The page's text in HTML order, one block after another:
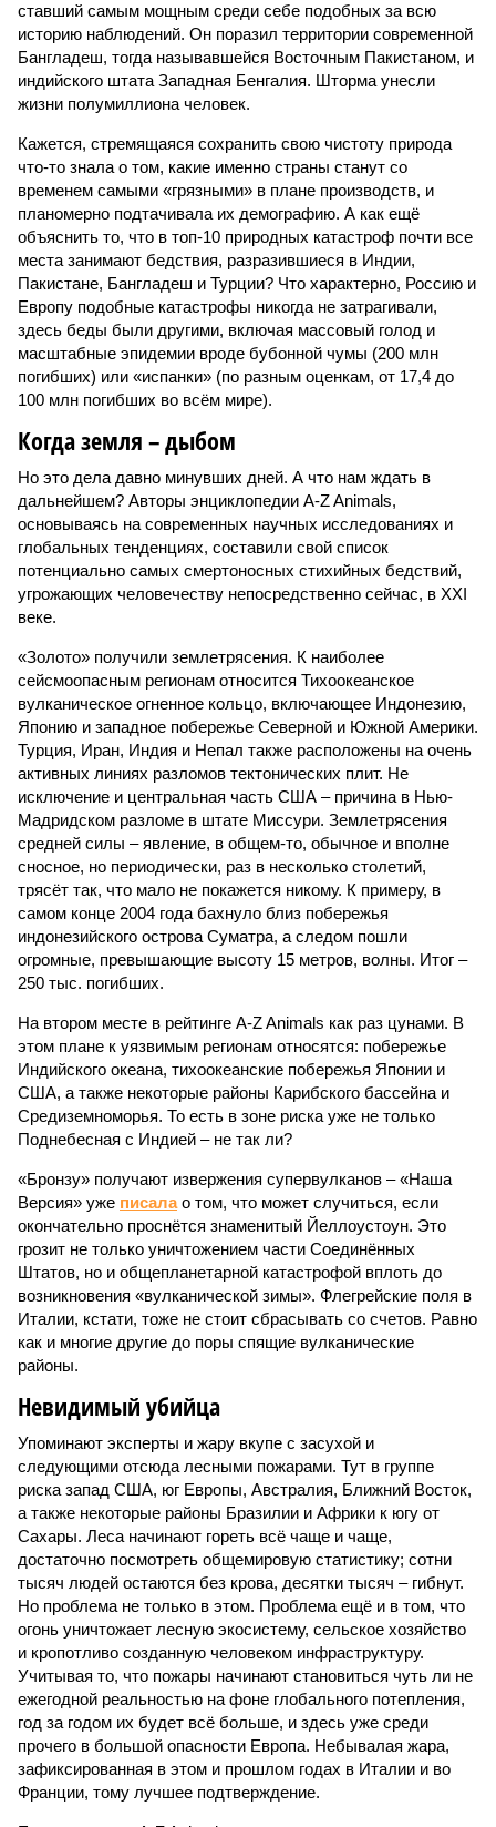
ставший самым мощным среди себе подобных за всю
историю наблюдений. Он поразил территории современной
Бангладеш, тогда называвшейся Восточным Пакистаном, и
индийского штата Западная Бенгалия. Шторма унесли
жизни полумиллиона человек.
Кажется, стремящаяся сохранить свою чистоту природа
что-то знала о том, какие именно страны станут со
временем самыми «грязными» в плане производств, и
планомерно подтачивала их демографию. А как ещё
объяснить то, что в топ-10 природных катастроф почти все
места занимают бедствия, разразившиеся в Индии,
Пакистане, Бангладеш и Турции? Что характерно, Россию и
Европу подобные катастрофы никогда не затрагивали,
здесь беды были другими, включая массовый голод и
масштабные эпидемии вроде бубонной чумы (200 млн
погибших) или «испанки» (по разным оценкам, от 17,4 до
100 млн погибших во всём мире).
Когда земля – дыбом
Но это дела давно минувших дней. А что нам ждать в
дальнейшем? Авторы энциклопедии A-Z Animals,
основываясь на современных научных исследованиях и
глобальных тенденциях, составили свой список
потенциально самых смертоносных стихийных бедствий,
угрожающих человечеству непосредственно сейчас, в XXI
веке.
«Золото» получили землетрясения. К наиболее
сейсмоопасным регионам относится Тихоокеанское
вулканическое огненное кольцо, включающее Индонезию,
Японию и западное побережье Северной и Южной Америки.
Турция, Иран, Индия и Непал также расположены на очень
активных линиях разломов тектонических плит. Не
исключение и центральная часть США – причина в Нью-
Мадридском разломе в штате Миссури. Землетрясения
средней силы – явление, в общем-то, обычное и вполне
сносное, но периодически, раз в несколько столетий,
трясёт так, что мало не покажется никому. К примеру, в
самом конце 2004 года бахнуло близ побережья
индонезийского острова Суматра, а следом пошли
огромные, превышающие высоту 15 метров, волны. Итог –
250 тыс. погибших.
На втором месте в рейтинге A-Z Animals как раз цунами. В
этом плане к уязвимым регионам относятся: побережье
Индийского океана, тихо­океанские побережья Японии и
США, а также некоторые районы Карибского бассейна и
Средиземноморья. То есть в зоне риска уже не только
Поднебесная с Индией – не так ли?
«Бронзу» получают извержения супервулканов – «Наша
Версия» уже писалао том, что может случиться, если
окончательно проснётся знаменитый Йеллоустоун. Это
грозит не только уничтожением части Соединённых
Штатов, но и общепланетарной катастрофой вплоть до
возникновения «вулканической зимы». Флегрейские поля в
Италии, кстати, тоже не стоит сбрасывать со счетов. Равно
как и многие другие до поры спящие вулканические
районы.
Невидимый убийца
Упоминают эксперты и жару вкупе с засухой и
следующими отсюда лесными пожарами. Тут в группе
риска запад США, юг Европы, Австралия, Ближний Восток,
а также некоторые районы Бразилии и Африки к югу от
Сахары. Леса начинают гореть всё чаще и чаще,
достаточно посмотреть общемировую статистику; сотни
тысяч людей остаются без крова, десятки тысяч – гибнут.
Но проблема не только в этом. Проблема ещё и в том, что
огонь уничтожает лесную экосистему, сельское хозяйство
и кропотливо созданную человеком инфраструктуру.
Учитывая то, что пожары начинают становиться чуть ли не
ежегодной реальностью на фоне глобального потепления,
год за годом их будет всё больше, и здесь уже среди
прочего в большой опасности Европа. Небывалая жара,
зафиксированная в этом и прошлом годах в Италии и во
Франции, тому лучшее подтверждение.